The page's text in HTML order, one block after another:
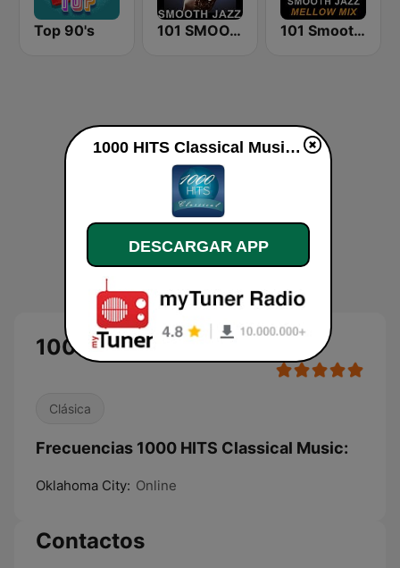
Top 90's 101 SMOOTH JAZZ 101 Smooth Jazz Mellow Mix
1000 HITS Classical Music
Clásica
Frecuencias 1000 HITS Classical Music:
Oklahoma City: Online
Contactos
1000 HITS Classical Music en vivo
DESCARGAR APP